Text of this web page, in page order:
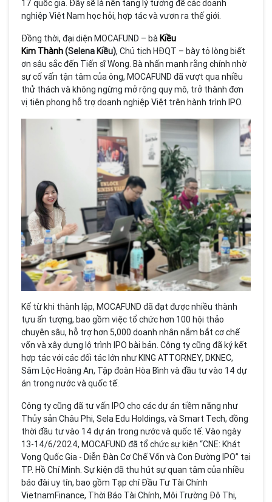
17 quốc gia. Đây sẽ là nền tảng lý tưởng để các doanh
nghiệp Việt Nam học hỏi, hợp tác và vươn ra thế giới.
Đồng thời, đại diện MOCAFUND – bà Kiều
Kim Thành(Selena Kiều), Chủ tịch HĐQT – bày tỏ lòng biết
ơn sâu sắc đến Tiến sĩ Wong. Bà nhấn mạnh rằng chính nhờ
sự cố vấn tận tâm của ông, MOCAFUND đã vượt qua nhiều
thử thách và không ngừng mở rộng quy mô, trở thành đơn
vị tiên phong hỗ trợ doanh nghiệp Việt trên hành trình IPO.
Kể từ khi thành lập, MOCAFUND đã đạt được nhiều thành
tựu ấn tượng, bao gồm việc tổ chức hơn 100 hội thảo
chuyên sâu, hỗ trợ hơn 5,000 doanh nhân nắm bắt cơ chế
vốn và xây dựng lộ trình IPO bài bản. Công ty cũng đã ký kết
hợp tác với các đối tác lớn như KING ATTORNEY, DKNEC,
Sâm Lộc Hoàng An, Tập đoàn Hòa Bình và đầu tư vào 14 dự
án trong nước và quốc tế.
Công ty cũng đã tư vấn IPO cho các dự án tiềm năng như
Thủy sản Châu Phi, Sela Edu Holdings, và Smart Tech, đồng
thời đầu tư vào 14 dự án trong nước và quốc tế. Vào ngày
13-14/6/2024, MOCAFUND đã tổ chức sự kiện “CNE: Khát
Vọng Quốc Gia - Diễn Đàn Cơ Chế Vốn và Con Đường IPO” tại
TP. Hồ Chí Minh. Sự kiện đã thu hút sự quan tâm của nhiều
báo đài uy tín, bao gồm Tạp chí Đầu Tư Tài Chính
VietnamFinance, Thời Báo Tài Chính, Môi Trường Đô Thị,